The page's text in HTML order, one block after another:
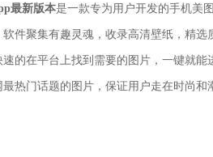
最新版本是一款专为用户开发的手机美
软件聚集有趣灵魂，收录高清壁纸，精
速的在平台上找到需要的图片，一键就
最热门话题的图片，保证用户走在时尚和